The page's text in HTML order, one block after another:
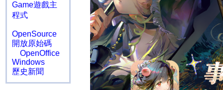
Game遊戲主
程式
OpenSource
開放原始碼
OpenOffice
Windows
歷史新聞